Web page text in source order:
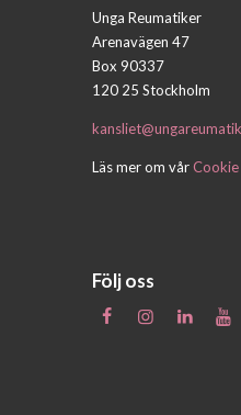
Unga Reumatiker
Arenavägen 47
Box 90337
120 25 Stockholm
Läs mer om vår
Följ oss